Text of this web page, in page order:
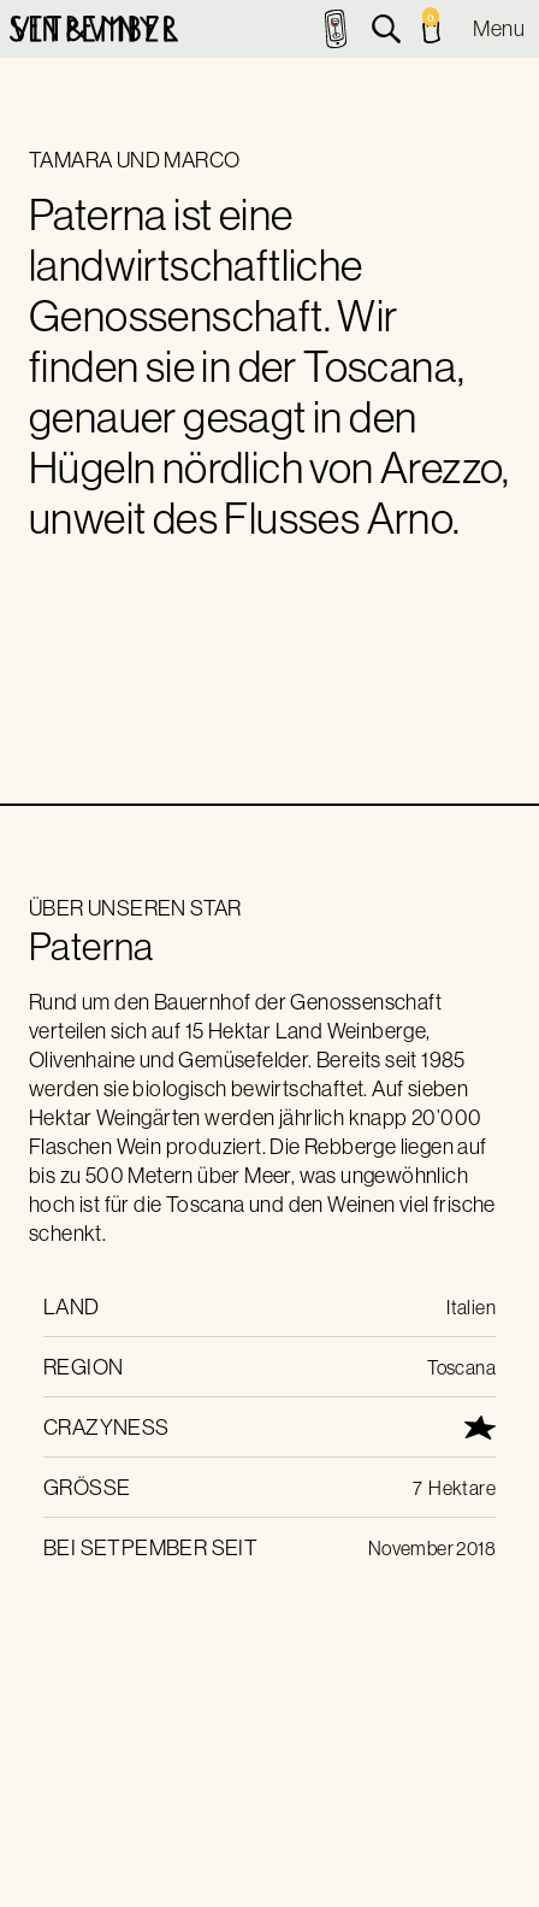
0 Menu
TAMARA UND MARCO
Paterna ist eine
landwirtschaftliche
Genossenschaft. Wir
finden sie in der Toscana,
genauer gesagt in den
Hügeln nördlich von Arezzo,
unweit des Flusses Arno.
ÜBER UNSEREN STAR
Paterna
Rund um den Bauernhof der Genossenschaft
verteilen sich auf 15 Hektar Land Weinberge,
Olivenhaine und Gemüsefelder. Bereits seit 1985
werden sie biologisch bewirtschaftet. Auf sieben
Hektar Weingärten werden jährlich knapp 20’000
Flaschen Wein produziert. Die Rebberge liegen auf
bis zu 500 Metern über Meer, was ungewöhnlich
hoch ist für die Toscana und den Weinen viel frische
schenkt.
LAND Italien
REGION Toscana
CRAZYNESS
GRÖSSE 7 Hektare
BEI SETPEMBER SEIT November 2018